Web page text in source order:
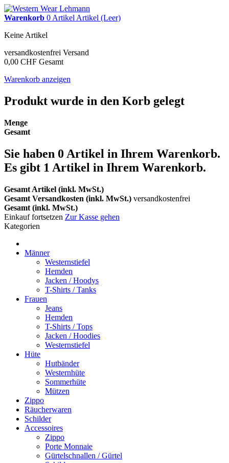
Warenkorb 0 Artikel Artikel (Leer)
Keine Artikel
versandkostenfrei Versand
0,00 CHF Gesamt
Warenkorb anzeigen
Produkt wurde in den Korb gelegt
Menge
Gesamt
Sie haben 0 Artikel in Ihrem Warenkorb.
Es gibt 1 Artikel in Ihrem Warenkorb.
Gesamt Artikel (inkl. MwSt.)
Gesamt Versandkosten (inkl. MwSt.) versandkostenfrei
Gesamt (inkl. MwSt.)
Einkauf fortsetzen Zur Kasse gehen
Kategorien
Männer
Westernstiefel
Hemden
Jacken / Hoodys
T-Shirts / Tanks
Frauen
Jeans
Hemden
T-Shirts / Tops
Jacken / Hoodies
Westernstiefel
Hüte
Hutbänder
Westernhüte
Sommerhüte
Mützen
Zippo
Räucherwaren
Schilder
Accessoires
Zippo
Porte Monnaie
Gürtelschnallen / Gürtel